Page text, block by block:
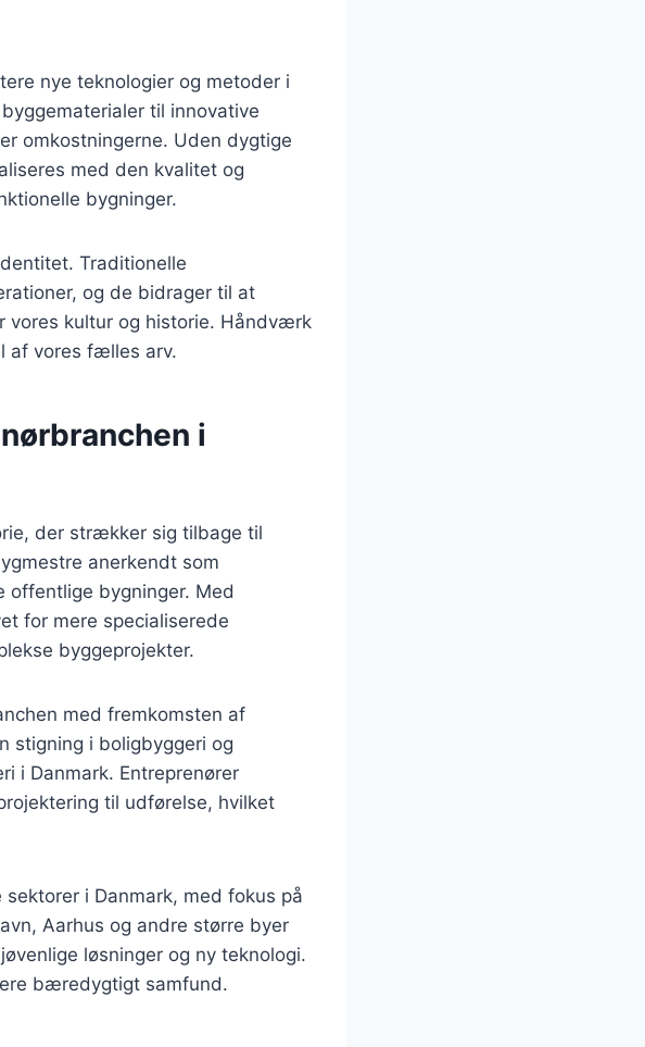
nye teknologier og metoder i
til innovative
omkostningerne. Uden dygtige
med den kvalitet og
bygninger.
Traditionelle
og de bidrager til at
vores kultur og historie. Håndværk
af vores fælles arv.
i
der strækker sig tilbage til
anerkendt som
offentlige bygninger. Med
for mere specialiserede
byggeprojekter.
med fremkomsten af
stigning i boligbyggeri og
i Danmark. Entreprenører
til udførelse, hvilket
i Danmark, med fokus på
Aarhus og andre større byer
løsninger og ny teknologi.
bæredygtigt samfund.